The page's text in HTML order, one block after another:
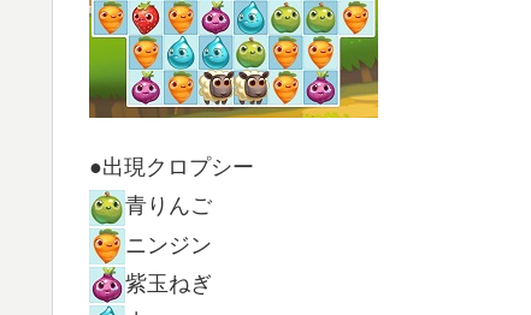
●出現クロプシー
青りんご
ニンジン
紫玉ねぎ